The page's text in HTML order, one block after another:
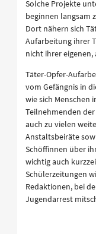
Solche Projekte
beginnen langsam
Dort nähern sich
Aufarbeitung ihrer
nicht ihrer eigenen,
Täter-Opfer-
vom Gefängnis in
wie sich Menschen
Teilnehmenden
auch zu vielen
Anstaltsbeiräte
Schöffinnen über
wichtig auch
Schülerzeitungen
Redaktionen, bei
Jugendarrest